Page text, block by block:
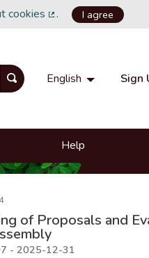
cookies
(External link)
. I agree
English Choisir laSign
Help
of Proposals and
- 2025-12-31